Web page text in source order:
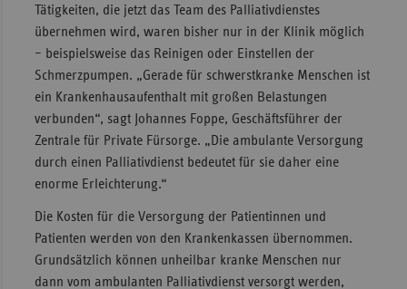
Tätigkeiten, die jetzt das Team des Palliativdienstes
übernehmen wird, waren bisher nur in der Klinik möglich
– beispielsweise das Reinigen oder Einstellen der
Schmerzpumpen. „Gerade für schwerstkranke Menschen ist
ein Krankenhausaufenthalt mit großen Belastungen
verbunden“, sagt Johannes Foppe, Geschäftsführer der
Zentrale für Private Fürsorge. „Die ambulante Versorgung
durch einen Palliativdienst bedeutet für sie daher eine
enorme Erleichterung.“
Die Kosten für die Versorgung der Patientinnen und
Patienten werden von den Krankenkassen übernommen.
Grundsätzlich können unheilbar kranke Menschen nur
dann vom ambulanten Palliativdienst versorgt werden,